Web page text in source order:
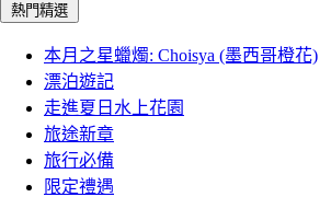
熱門精選
本月之星蠟燭: Choisya (墨西哥橙花)
漂泊遊記
走進夏日水上花園
旅途新章
旅行必備
限定禮遇